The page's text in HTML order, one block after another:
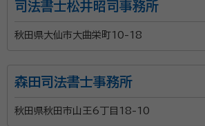
司法書士松井昭司事務所
秋田県大仙市大曲栄町10-18
森田司法書士事務所
秋田県秋田市山王6丁目18-10